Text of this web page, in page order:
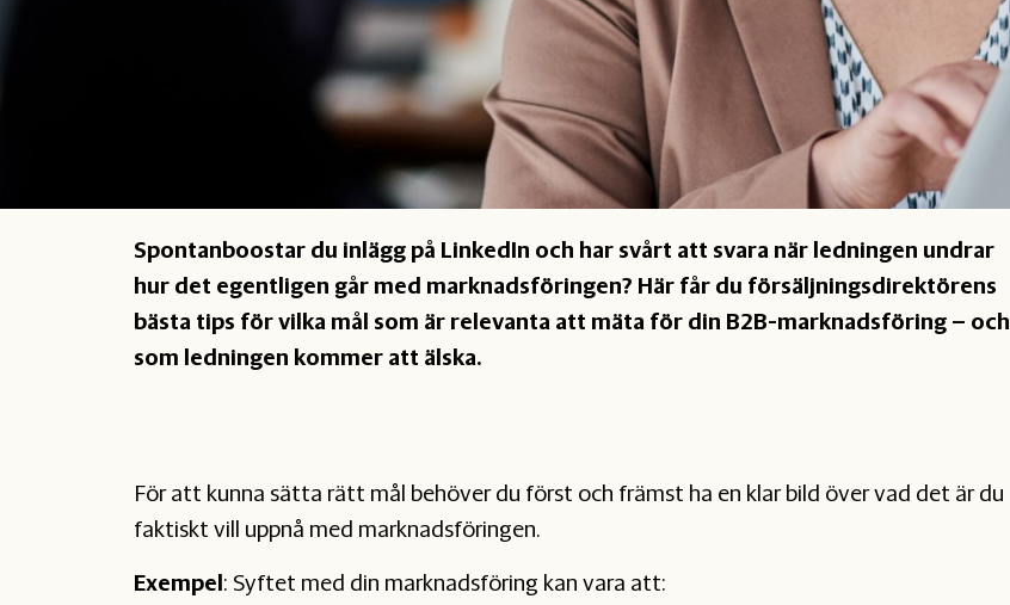
Spontanboostar du inlägg på LinkedIn och har svårt att svara när ledningen undrar
hur det egentligen går med marknadsföringen? Här får du försäljningsdirektörens
bästa tips för vilka mål som är relevanta att mäta för din B2B-marknadsföring – och
som ledningen kommer att älska.
För att kunna sätta rätt mål behöver du först och främst ha en klar bild över vad det är du
faktiskt vill uppnå med marknadsföringen.
Exempel: Syftet med din marknadsföring kan vara att: